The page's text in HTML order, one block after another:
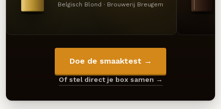
Belgisch Blond · Brouwerij Breugem
Doe de smaaktest →
Of stel direct je box samen →